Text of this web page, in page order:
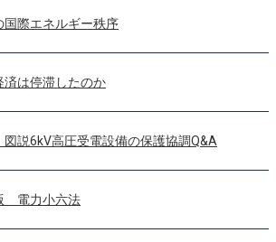
国際エネルギー秩序
済は停滞したのか
説6kV高圧受電設備の保護協調Q&A
電力小六法